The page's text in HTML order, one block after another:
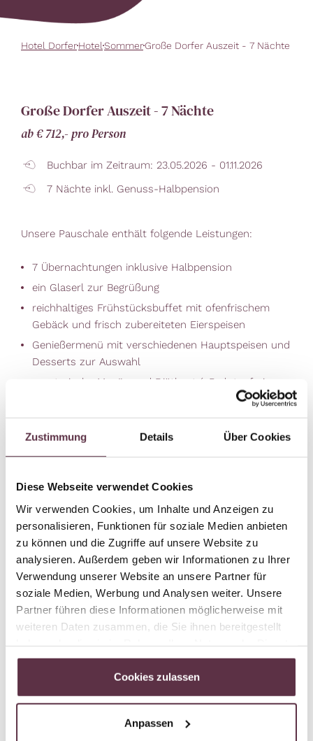
Zustimmung Details Über Cookies
Diese Webseite verwendet Cookies
Wir verwenden Cookies, um Inhalte und Anzeigen zu
personalisieren, Funktionen für soziale Medien anbieten
zu können und die Zugriffe auf unsere Website zu
analysieren. Außerdem geben wir Informationen zu Ihrer
Verwendung unserer Website an unsere Partner für
soziale Medien, Werbung und Analysen weiter. Unsere
Partner führen diese Informationen möglicherweise mit
weiteren Daten zusammen, die Sie ihnen bereitgestellt
gesammelt haben.
Cookies zulassen
Anpassen
Hotel DorferHotelSommerGroße Dorfer Auszeit - 7 Nächte
Große Dorfer Auszeit - 7 Nächte
ab € 712,- pro Person
Buchbar im Zeitraum: 23.05.2026 - 01.11.2026
7 Nächte inkl. Genuss-Halbpension
Unsere Pauschale enthält folgende Leistungen:
7 Übernachtungen inklusive Halbpension
ein Glaserl zur Begrüßung
reichhaltiges Frühstücksbuffet mit ofenfrischem
Gebäck und frisch zubereiteten Eierspeisen
Genießermenü mit verschiedenen Hauptspeisen und
Desserts zur Auswahl
vegetarische Menüs und Diätkost (zB glutenfreie
Kost) bereiten wir auch gerne zu, bitte geben Sie uns
Ihre Wünsche vor Anreise bekannt
knackige Salate und Vorspeisen am Abend vom
Buffet
unserer Kinderkarte wählen
wöchentlich bei Schönwetter ein Grillabend
gemütliche Gaststube und Sonnenterrasse, auch
tagsüber geöffnet
Beheizter Infinity-Pool von Mai bis November –
schwimmen, sonnen, relaxen. Panoramablick auf die
Bergwelt inklusive, vom Saukarkopf bis zum
Panoramafenster, Dampfbad, Infrarotkabine,
Kuschelkojen im Ruheraum und sonnige Terrasse.
wohlfühlen mit Ausblick.
kostenloser Bademantelverleih und Badetasche für